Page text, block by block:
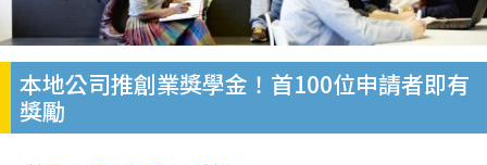
本地公司推創業獎學金！首100位申請者即有
獎勵